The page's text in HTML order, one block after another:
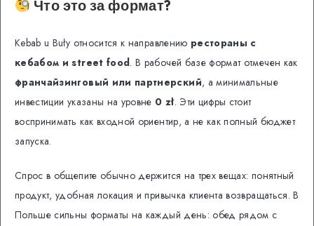
Что это за формат?
Kebab u Buły относится к направлению рестораны с
кебабом и street food. В рабочей базе формат отмечен как
франчайзинговый или партнерский, а минимальные
инвестиции указаны на уровне 0 zł. Эти цифры стоит
воспринимать как входной ориентир, а не как полный бюджет
запуска.
Спрос в общепите обычно держится на трех вещах: понятный
продукт, удобная локация и привычка клиента возвращаться. В
Польше сильны форматы на каждый день: обед рядом с